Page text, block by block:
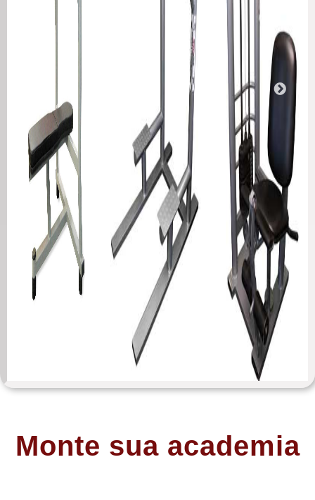
Monte sua academia